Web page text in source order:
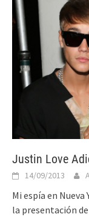
Justin Love
14/09/2013
Mi espía en
la presentación